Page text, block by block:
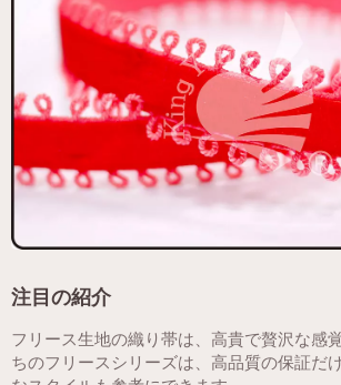
注目の紹介
フリース生地の織り帯は、高貴で贅沢な感
ちのフリースシリーズは、高品質の保証だ